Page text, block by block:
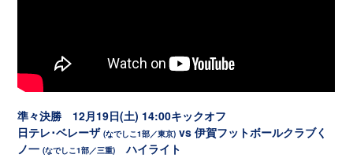
準々決勝 12月19日(土) 14:00キックオフ
日テレ･ベレーザ(なでしこ1部／東京) vs 伊賀フットボールクラブく
ノ一(なでしこ1部／三重) ハイライト